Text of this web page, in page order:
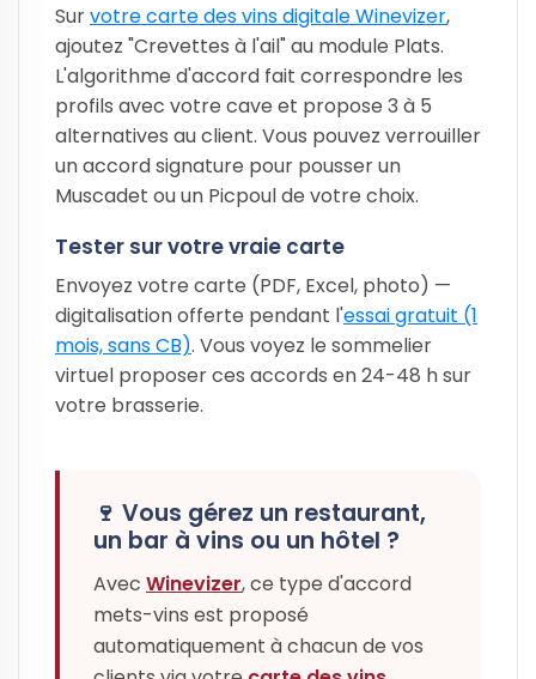
Survotre carte des vins digitale Winevizer,
ajoutez "Crevettes à l'ail" au module Plats.
L'algorithme d'accord fait correspondre les
profils avec votre cave et propose 3 à 5
alternatives au client. Vous pouvez verrouiller
un accord signature pour pousser un
Muscadet ou un Picpoul de votre choix.
Tester sur votre vraie carte
Envoyez votre carte (PDF, Excel, photo) —
digitalisation offerte pendant l'essai gratuit (1
mois, sans CB). Vous voyez le sommelier
virtuel proposer ces accords en 24-48 h sur
votre brasserie.
🍷 Vous gérez un restaurant,
un bar à vins ou un hôtel ?
Avec Winevizer, ce type d'accord
mets-vins est proposé
automatiquement à chacun de vos